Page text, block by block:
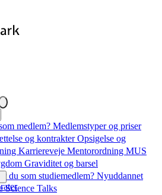
medlem? Medlemstyper og priser
og kontrakterOpsigelse og
Karriereveje Mentorordning MUS
Graviditet og barsel
du som studiemedlem? Nyuddannet
Science Talks